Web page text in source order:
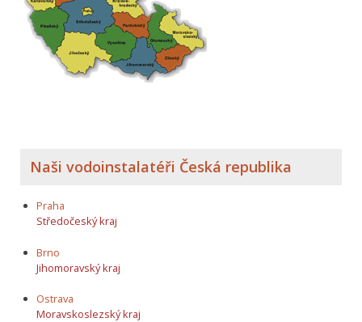
Naši vodoinstalatéři Česká republika
Praha
Středočeský kraj
Brno
Jihomoravský kraj
Ostrava
Moravskoslezský kraj